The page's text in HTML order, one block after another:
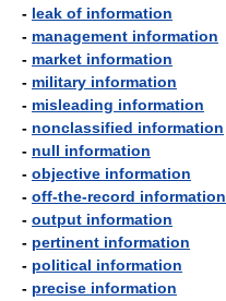
- leak of information
- management information
- market information
- military information
- misleading information
- nonclassified information
- null information
- objective information
- off-the-record information
- output information
- pertinent information
- political information
- precise information